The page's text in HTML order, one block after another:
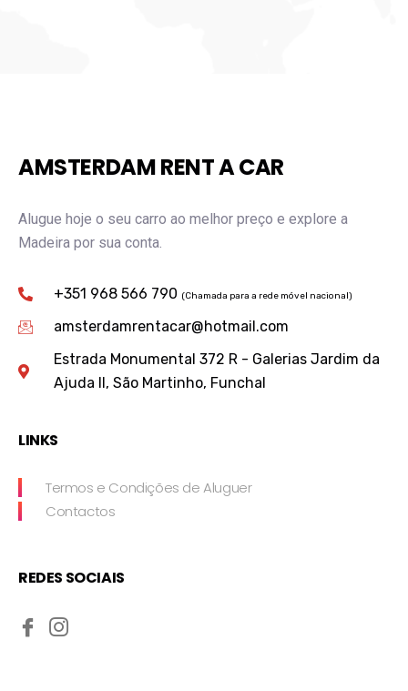
AMSTERDAM RENT A CAR
Alugue hoje o seu carro ao melhor preço e explore a
Madeira por sua conta.
+351 968 566 790 (Chamada para a rede móvel nacional)
amsterdamrentacar@hotmail.com
Estrada Monumental 372 R - Galerias Jardim da
Ajuda II, São Martinho, Funchal
LINKS
Termos e Condições de Aluguer
Contactos
REDES SOCIAIS